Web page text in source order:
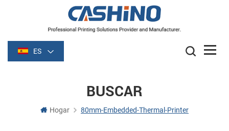
ES
BUSCAR
Hogar 80mm-Embedded-Thermal-Printer